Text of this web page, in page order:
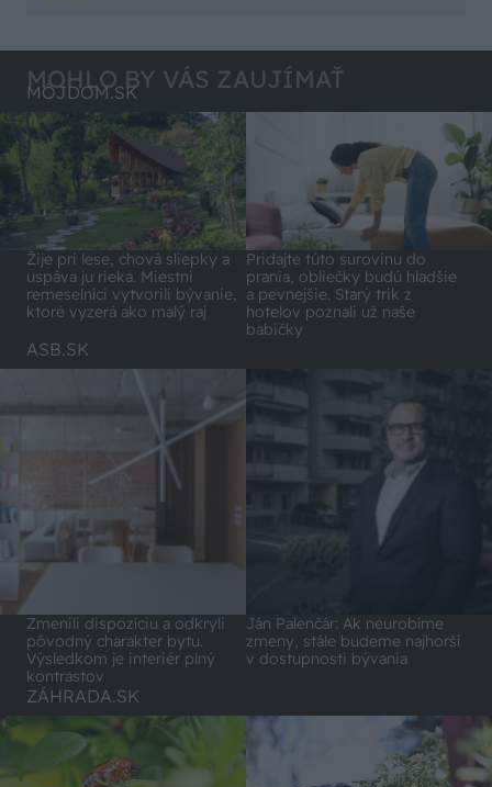
MOHLO BY VÁS ZAUJÍMAŤ
MÔJDOM.SK
Žije pri lese, chová sliepky a
uspáva ju rieka. Miestni
remeselníci vytvorili bývanie,
ktoré vyzerá ako malý raj
Pridajte túto surovinu do
prania, obliečky budú hladšie
a pevnejšie. Starý trik z
hotelov poznali už naše
babičky
ASB.SK
Zmenili dispozíciu a odkryli
pôvodný charakter bytu.
Výsledkom je interiér plný
kontrastov
Ján Palenčár: Ak neurobíme
zmeny, stále budeme najhorší
v dostupnosti bývania
ZÁHRADA.SK